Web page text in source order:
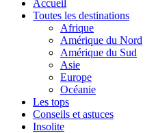
Accueil
Toutes les destinations
Afrique
Amérique du Nord
Amérique du Sud
Asie
Europe
Océanie
Les tops
Conseils et astuces
Insolite